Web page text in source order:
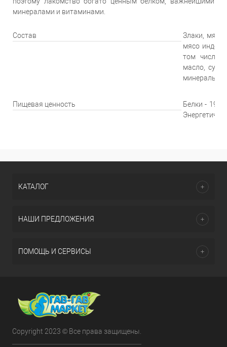
минералами и витаминами.
Состав
Злаки, мясо
мясо
том числе
масло,
минералы и
Пищевая ценность
Белки - 19
КАТАЛОГ
НАШИ ПРЕДЛОЖЕНИЯ
ПОМОЩЬ И СЕРВИСЫ
Copyright 2023 © Все права защищены.